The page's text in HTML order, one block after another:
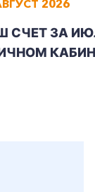
2026
СЧЕТ ЗА